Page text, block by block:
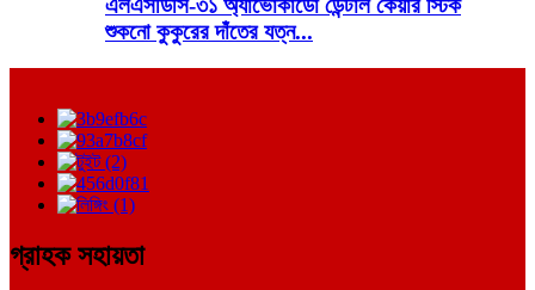
এলএসডিসি-৩১ অ্যাভোকাডো ডেন্টাল কেয়ার স্টিক
শুকনো কুকুরের দাঁতের যত্ন...
গ্রাহক সহায়তা